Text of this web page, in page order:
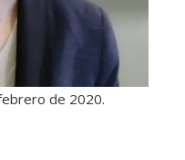
de 2020.